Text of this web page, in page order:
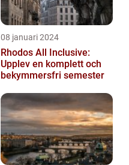
08 januari 2024
Rhodos All Inclusive:
Upplev en komplett och
bekymmersfri semester